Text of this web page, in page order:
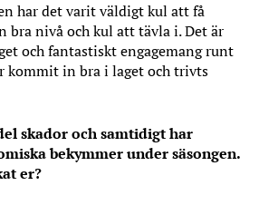
har det varit väldigt kul att få
bra nivå och kul att tävla i. Det är
och fantastiskt engagemang runt
kommit in bra i laget och trivts
skador och samtidigt har
bekymmer under säsongen.
er?